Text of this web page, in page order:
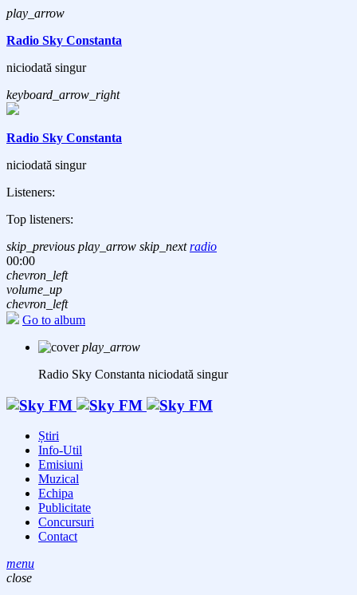
play_arrow
Radio Sky Constanta
niciodată singur
keyboard_arrow_right
Radio Sky Constanta
niciodată singur
Listeners:
Top listeners:
skip_previous play_arrow skip_next radio
00:00
chevron_left
volume_up
chevron_left
Go to album
play_arrow
Radio Sky Constanta niciodată singur
Știri
Info-Util
Emisiuni
Muzical
Echipa
Publicitate
Concursuri
Contact
menu
close